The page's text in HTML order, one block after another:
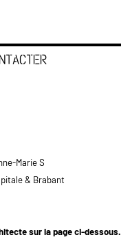
Marie S
& Brabant
sur la page ci-dessous.